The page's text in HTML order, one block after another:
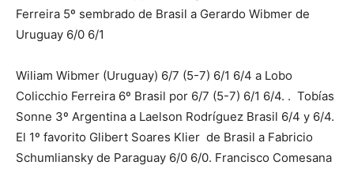
Ferreira 5º sembrado de Brasil a Gerardo Wibmer de
Uruguay 6/0 6/1
Wiliam Wibmer (Uruguay) 6/7 (5-7) 6/1 6/4 a Lobo
Colicchio Ferreira 6º Brasil por 6/7 (5-7) 6/1 6/4. . Tobías
Sonne 3º Argentina a Laelson Rodríguez Brasil 6/4 y 6/4.
El 1º favorito Glibert Soares Klier de Brasil a Fabricio
Schumliansky de Paraguay 6/0 6/0. Francisco Comesana